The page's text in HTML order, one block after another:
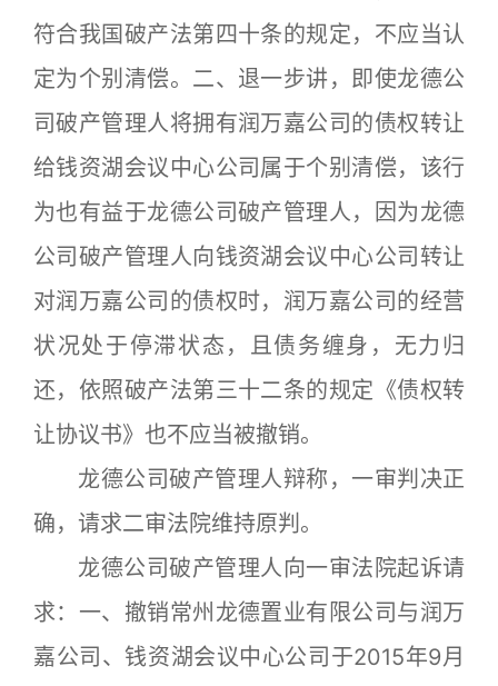
符合我国破产法第四十条的规定，不应当认
定为个别清偿。二、退一步讲，即使龙德公
司破产管理人将拥有润万嘉公司的债权转让
给钱资湖会议中心公司属于个别清偿，该行
为也有益于龙德公司破产管理人，因为龙德
公司破产管理人向钱资湖会议中心公司转让
对润万嘉公司的债权时，润万嘉公司的经营
状况处于停滞状态，且债务缠身，无力归
还，依照破产法第三十二条的规定《债权转
让协议书》也不应当被撤销。
龙德公司破产管理人辩称，一审判决正
确，请求二审法院维持原判。
龙德公司破产管理人向一审法院起诉请
求：一、撤销常州龙德置业有限公司与润万
嘉公司、钱资湖会议中心公司于2015年9月